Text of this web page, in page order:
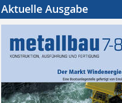
Aktuelle Ausgabe